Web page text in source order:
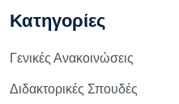
Κατηγορίες
Γενικές Ανακοινώσεις
Διδακτορικές Σπουδές